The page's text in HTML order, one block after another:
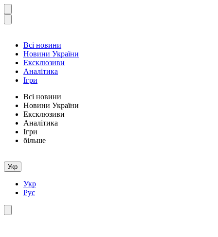
Всі новини
Новини України
Ексклюзиви
Аналітика
Ігри
Всі новини
Новини України
Ексклюзиви
Аналітика
Ігри
більше
Укр
Укр
Рус